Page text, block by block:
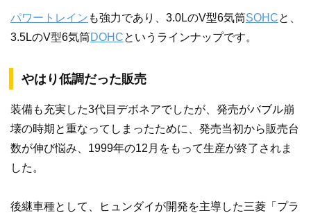
パワートレイン も強力であり、3.0LのV型6気筒SOHCと、
3.5LのV型6気筒DOHCというラインナップです。
やはり低調だった販売
装備も充実した3代目デボネアでしたが、発売がバブル崩
壊の時期と重なってしまったために、発売当初から販売台
数が伸び悩み、1999年の12月をもって生産が終了されま
した。
後継車種として、ヒュンダイが開発を主導した三菱「プラ